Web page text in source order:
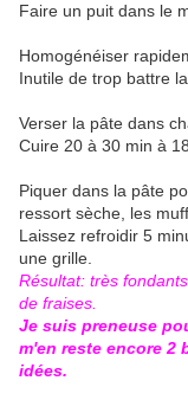
Faire un puit dans le
Homogénéiser
Inutile de trop battre
Verser la pâte dans
Cuire 20 à 30 min à
Piquer dans la pâte
ressort sèche, les
Laissez refroidir 5
une grille.
Résultat: très
de fraises.
Je suis preneuse
m'en reste encore 2
idées.